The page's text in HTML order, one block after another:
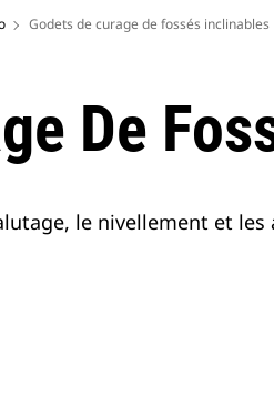
Godets de curage de fossés inclinables
De
le nivellement et